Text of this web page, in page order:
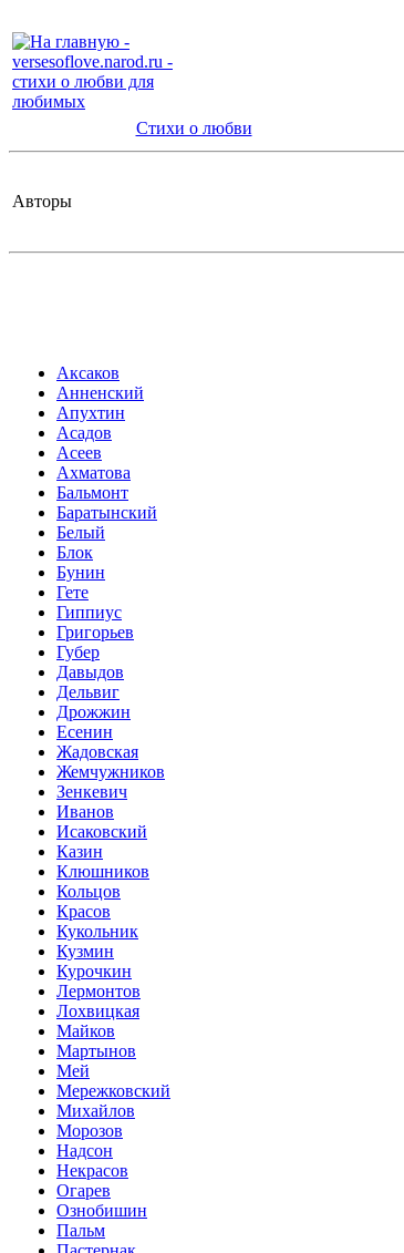
Стихи о любви
Авторы
Аксаков
Анненский
Апухтин
Асадов
Асеев
Ахматова
Бальмонт
Баратынский
Белый
Блок
Бунин
Гете
Гиппиус
Григорьев
Губер
Давыдов
Дельвиг
Дрожжин
Есенин
Жадовская
Жемчужников
Зенкевич
Иванов
Исаковский
Казин
Клюшников
Кольцов
Красов
Кукольник
Кузмин
Курочкин
Лермонтов
Лохвицкая
Майков
Мартынов
Мей
Мережковский
Михайлов
Морозов
Надсон
Некрасов
Огарев
Ознобишин
Пальм